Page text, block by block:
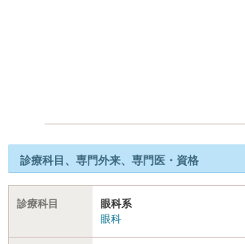
診療科目、専門外来、専門医・資格
診療科目
眼科系
眼科